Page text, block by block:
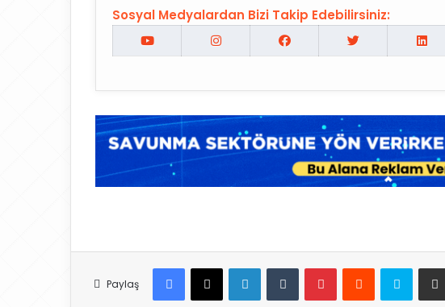
Sosyal Medyalardan Bizi Takip Edebilirsiniz:
Paylaş
X LinkedIn Skype